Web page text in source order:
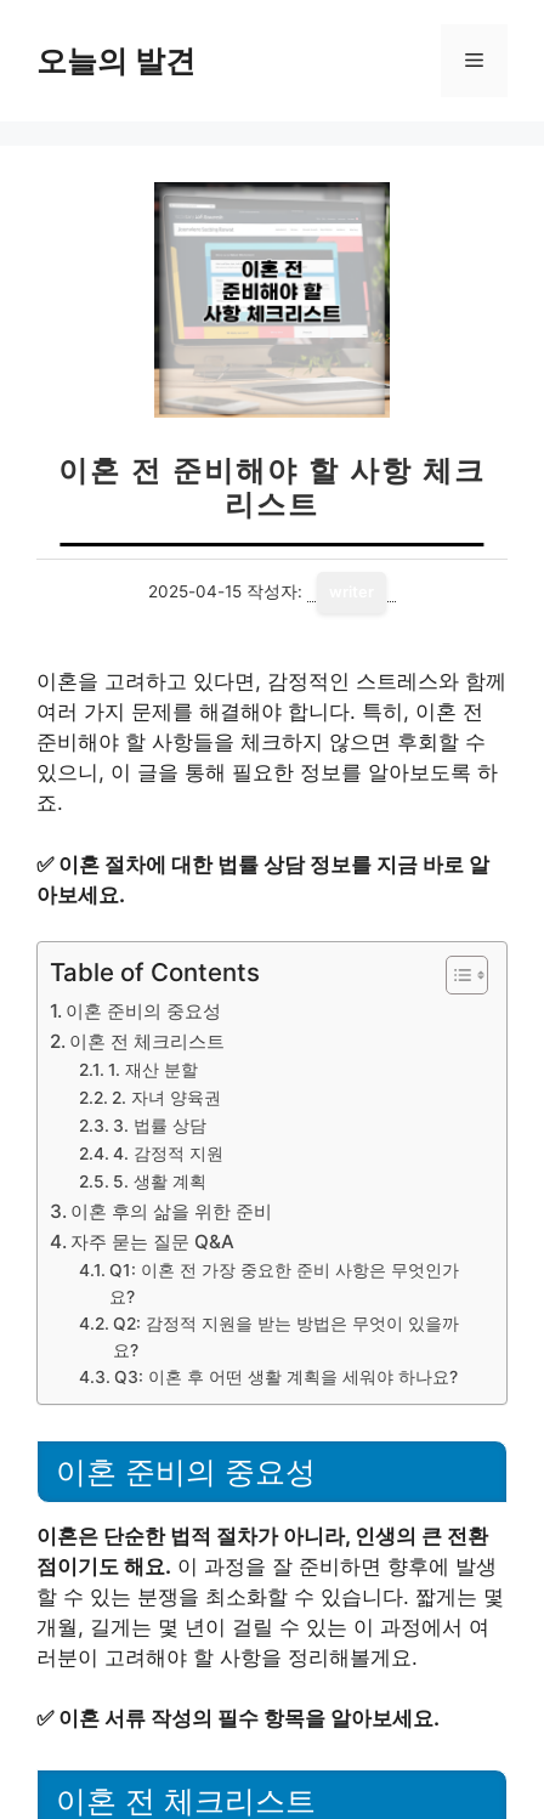
오늘의 발견 메
이혼 전 준비해야 할 사항 체크
리스트
2025-04-15 작성자:
이혼을 고려하고 있다면, 감정적인 스트레스와 함께
여러 가지 문제를 해결해야 합니다. 특히, 이혼 전
준비해야 할 사항들을 체크하지 않으면 후회할 수
있으니, 이 글을 통해 필요한 정보를 알아보도록 하
죠.
✅ 이혼 절차에 대한 법률 상담 정보를 지금 바로 알
아보세요.
Table of Contents
이혼 준비의 중요성
이혼 전 체크리스트
1. 재산 분할
2. 자녀 양육권
3. 법률 상담
4. 감정적 지원
5. 생활 계획
이혼 후의 삶을 위한 준비
자주 묻는 질문 Q&A
Q1: 이혼 전 가장 중요한 준비 사항은 무엇인가
요?
Q2: 감정적 지원을 받는 방법은 무엇이 있을까
요?
Q3: 이혼 후 어떤 생활 계획을 세워야 하나요?
이혼 준비의 중요성
이혼은 단순한 법적 절차가 아니라, 인생의 큰 전환
점이기도 해요. 이 과정을 잘 준비하면 향후에 발생
할 수 있는 분쟁을 최소화할 수 있습니다. 짧게는 몇
개월, 길게는 몇 년이 걸릴 수 있는 이 과정에서 여
러분이 고려해야 할 사항을 정리해볼게요.
✅ 이혼 서류 작성의 필수 항목을 알아보세요.
이혼 전 체크리스트